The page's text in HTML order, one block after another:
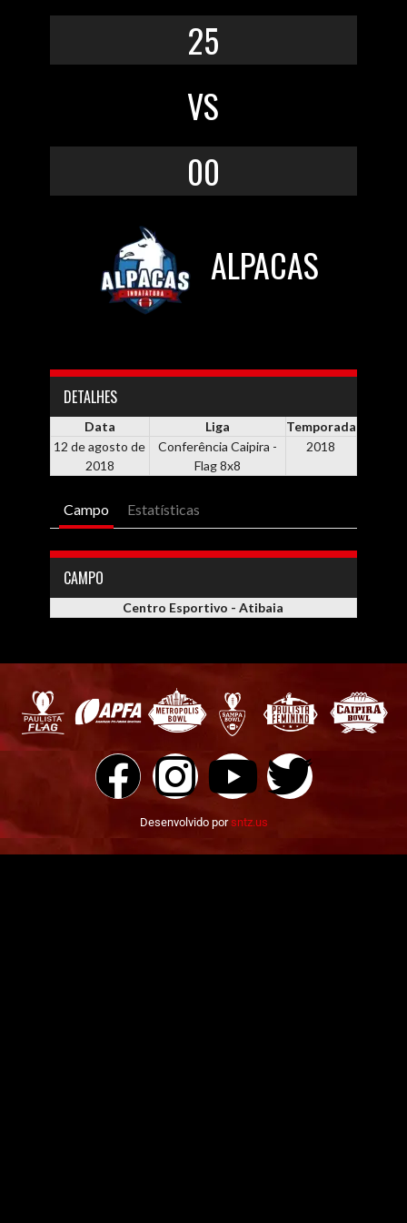
25
VS
00
ALPACAS
DETALHES
Data Liga
Temporada
12 de agosto de
2018
Conferência Caipira -
Flag 8x8
2018
Campo Estatísticas
CAMPO
Centro Esportivo - Atibaia
Desenvolvido porsntz.us